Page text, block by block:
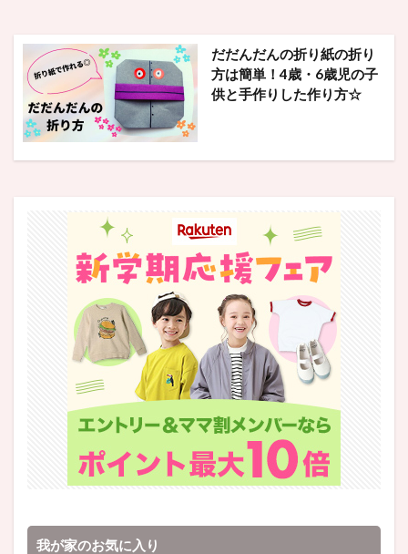
だだんだんの折り紙の折り
方は簡単！4歳・6歳児の子
供と手作りした作り方☆
我が家のお気に入り